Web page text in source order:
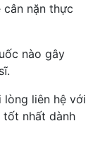
nặn thực
nào gây
lòng liên hệ với
tốt nhất dành